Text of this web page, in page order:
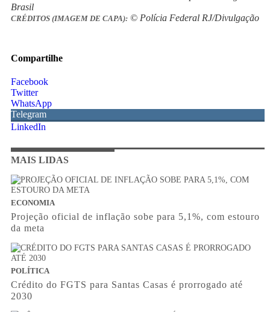
Brasil
CRÉDITOS (IMAGEM DE CAPA):© Polícia Federal RJ/Divulgação
Compartilhe
Facebook
Twitter
WhatsApp
Telegram
LinkedIn
MAIS LIDAS
ECONOMIA
Projeção oficial de inflação sobe para 5,1%, com estouro
da meta
POLÍTICA
Crédito do FGTS para Santas Casas é prorrogado até
2030